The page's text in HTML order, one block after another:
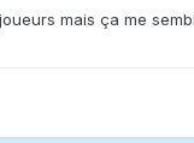
mais ça me